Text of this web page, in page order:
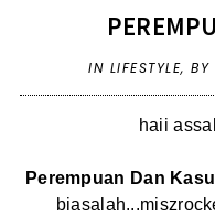
IN LIFESTYLE,BY
haii
Perempuan Dan